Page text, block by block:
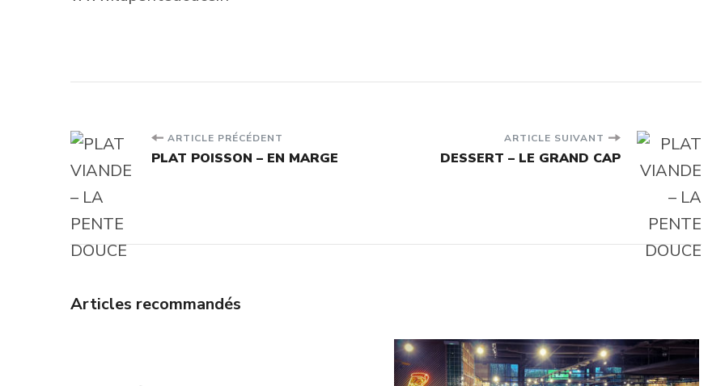
Navigation
d'article
ARTICLE PRÉCÉDENT
PLAT POISSON – EN MARGE
ARTICLE SUIVANT
DESSERT – LE GRAND CAP
Articles recommandés